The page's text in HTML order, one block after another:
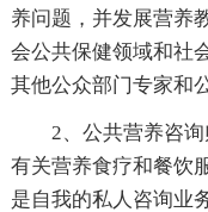
养问题，并发展营养
会公共保健领域和社
其他公众部门专家和
2、公共营养咨
有关营养食疗和餐饮
是自我的私人咨询业务